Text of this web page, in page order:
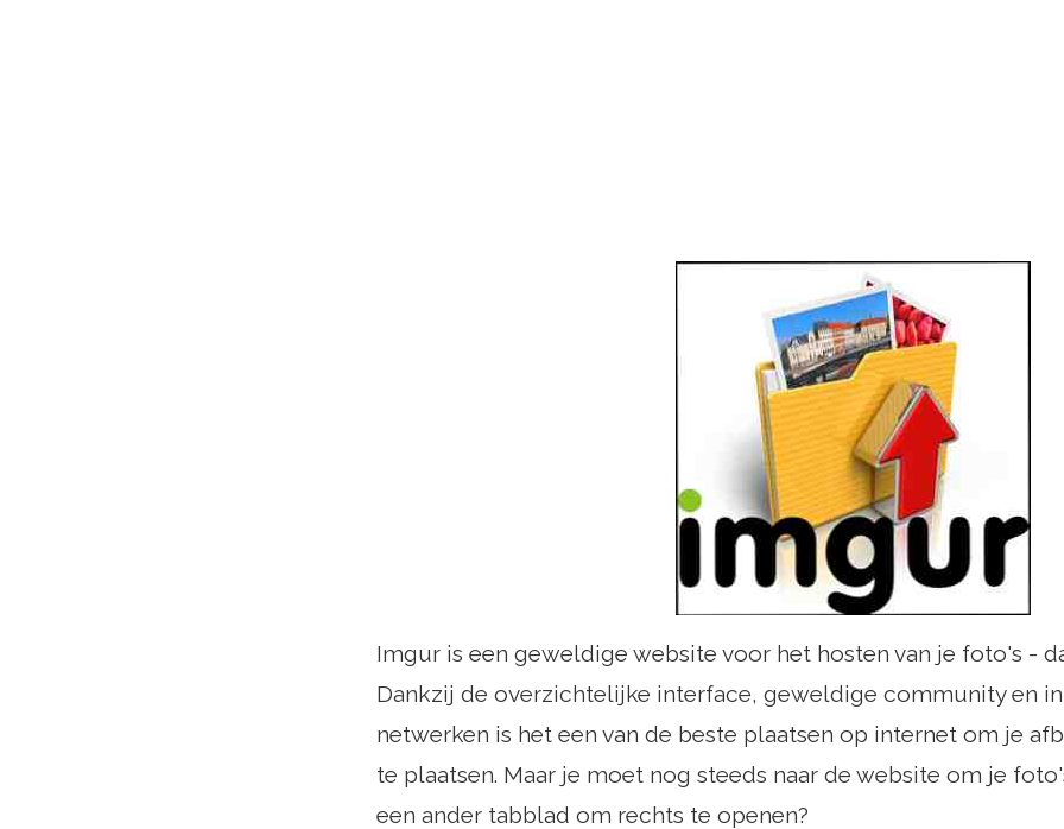
Imgur is een geweldige website voor het hosten van je foto's -
Dankzij de overzichtelijke interface, geweldige community en
netwerken is het een van de beste plaatsen op internet om je
te plaatsen. Maar je moet nog steeds naar de website om je
een ander tabblad om rechts te openen?